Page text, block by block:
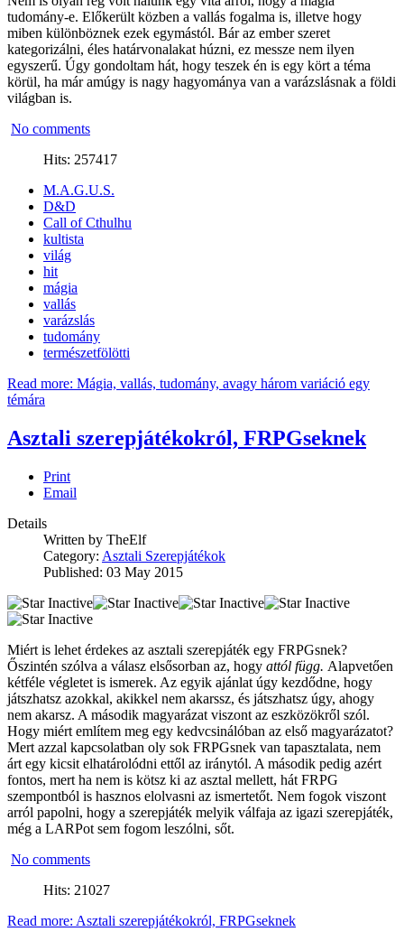
tudomány-e. Előkerült közben a vallás fogalma is, illetve hogy
miben különböznek ezek egymástól. Bár az ember szeret
kategorizálni, éles határvonalakat húzni, ez messze nem ilyen
egyszerű. Úgy gondoltam hát, hogy teszek én is egy kört a téma
körül, ha már amúgy is nagy hagyománya van a varázslásnak a földi
világban is.
No comments
Hits: 257417
M.A.G.U.S.
D&D
Call of Cthulhu
kultista
világ
hit
mágia
vallás
varázslás
tudomány
természetfölötti
Read more: Mágia, vallás, tudomány, avagy három variáció egy
témára
Asztali szerepjátékokról, FRPGseknek
Print
Email
Details
Written by TheElf
Category: Asztali Szerepjátékok
Published: 03 May 2015
Miért is lehet érdekes az asztali szerepjáték egy FRPGsnek?
Őszintén szólva a válasz elsősorban az, hogy attól függ. Alapvetően
kétféle végletet is ismerek. Az egyik ajánlat úgy kezdődne, hogy
játszhatsz azokkal, akikkel nem akarssz, és játszhatsz úgy, ahogy
nem akarsz. A második magyarázat viszont az eszközökről szól.
Hogy miért említem meg egy kedvcsinálóban az első magyarázatot?
Mert azzal kapcsolatban oly sok FRPGsnek van tapasztalata, nem
árt egy kicsit elhatárolódni ettől az iránytól. A második pedig azért
fontos, mert ha nem is kötsz ki az asztal mellett, hát FRPG
szempontból is hasznos elolvasni az ismertetőt. Nem fogok viszont
arról papolni, hogy a szerepjáték melyik válfaja az igazi szerepjáték,
még a LARPot sem fogom leszólni, sőt.
No comments
Hits: 21027
Read more: Asztali szerepjátékokról, FRPGseknek